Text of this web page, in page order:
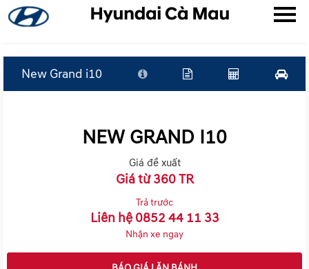
New Grand i10
NEW GRAND I10
Giá đề xuất
Giá từ 360 TR
Trả trước
Liên hệ 0852 44 11 33
Nhận xe ngay